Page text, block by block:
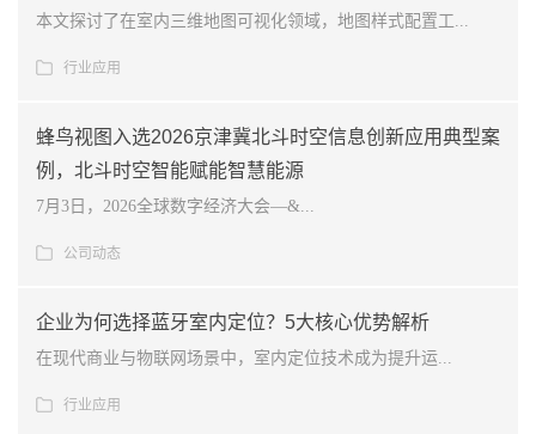
本文探讨了在室内三维地图可视化领域，地图样式配置工...
行业应用
蜂鸟视图入选2026京津冀北斗时空信息创新应用典型案
例，北斗时空智能赋能智慧能源
7月3日，2026全球数字经济大会—&...
公司动态
企业为何选择蓝牙室内定位？5大核心优势解析
在现代商业与物联网场景中，室内定位技术成为提升运...
行业应用